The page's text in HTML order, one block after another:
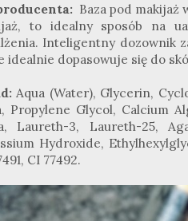
Baza pod makijaż
to idealny sposób na
Inteligentny dozownik
idealnie dopasowuje się do
Aqua (Water), Glycerin,
Propylene Glycol, Calcium
Laureth-3, Laureth-25,
Hydroxide,
CI 77492.